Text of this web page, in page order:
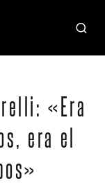
«Era
era el